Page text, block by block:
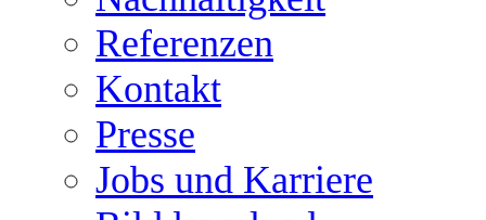
Referenzen
Kontakt
Presse
Jobs und Karriere